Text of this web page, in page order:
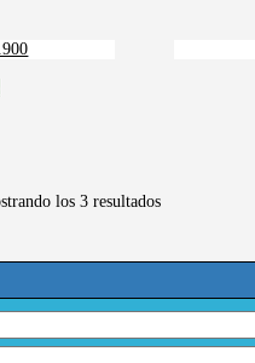
El
los 3 resultados